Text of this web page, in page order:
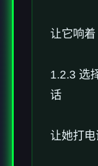
让它响
1.2.3 选
话
让她打